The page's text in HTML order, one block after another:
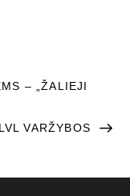
– „ŽALIEJI
VARŽYBOS